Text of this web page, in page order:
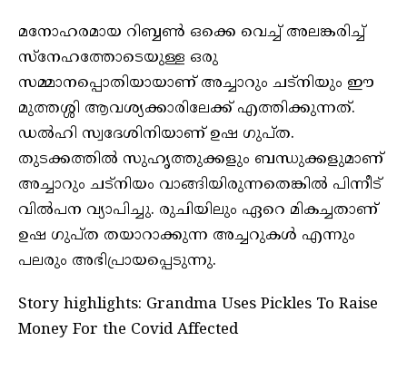
മനോഹരമായ റിബ്ബണ്‍ ഒക്കെ വെച്ച് അലങ്കരിച്ച്
സ്‌നേഹത്തോടെയുള്ള ഒരു
സമ്മാനപ്പൊതിയായാണ് അച്ചാറും ചട്‌നിയും ഈ
മുത്തശ്ശി ആവശ്യക്കാരിലേക്ക് എത്തിക്കുന്നത്.
ഡല്‍ഹി സ്വദേശിനിയാണ് ഉഷ ഗുപ്ത.
തുടക്കത്തില്‍ സുഹൃത്തുക്കളും ബന്ധുക്കളുമാണ്
അച്ചാറും ചട്‌നിയം വാങ്ങിയിരുന്നതെങ്കില്‍ പിന്നീട്
വില്‍പന വ്യാപിച്ചു. രുചിയിലും ഏറെ മികച്ചതാണ്
ഉഷ ഗുപ്ത തയാറാക്കുന്ന അച്ചറുകള്‍ എന്നും
പലരും അഭിപ്രായപ്പെടുന്നു.
Story highlights: Grandma Uses Pickles To Raise
Money For the Covid Affected